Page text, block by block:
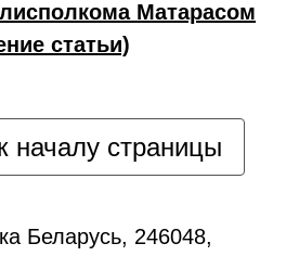
Матарасом
статьи)
началу страницы
Беларусь, 246048,